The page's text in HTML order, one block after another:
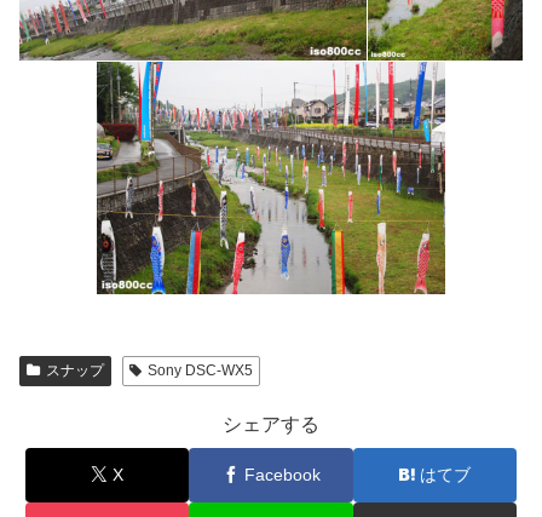
スナップ Sony DSC-WX5
シェアする
X Facebook はてブ